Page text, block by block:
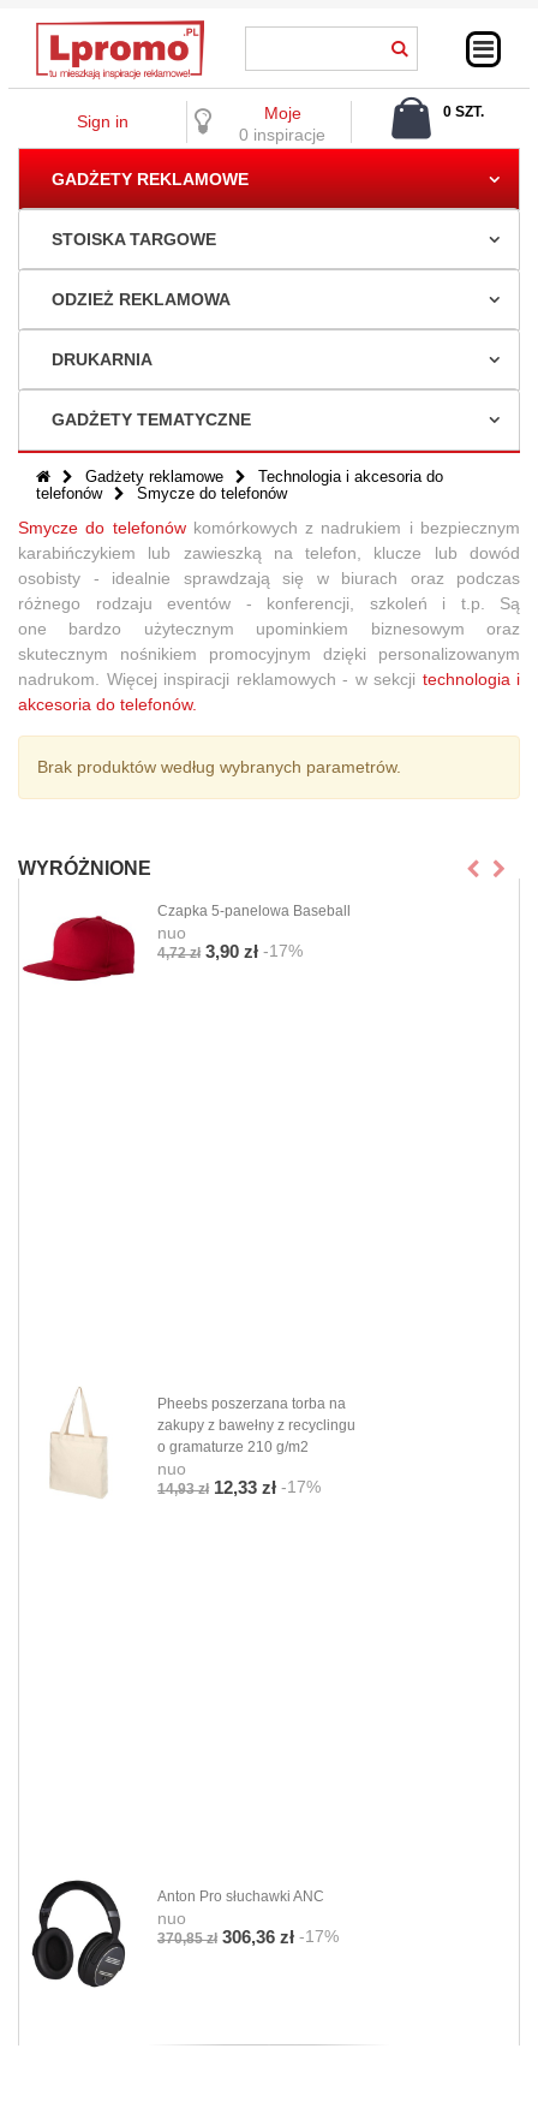
Sign in
Moje
0 inspiracje
0 SZT.
GADŻETY REKLAMOWE
STOISKA TARGOWE
ODZIEŻ REKLAMOWA
DRUKARNIA
GADŻETY TEMATYCZNE
Gadżety reklamowe
Technologia i akcesoria do
telefonów
Smycze do telefonów
Smycze do telefonówkomórkowych z nadrukiem i bezpiecznym
karabińczykiem lub zawieszką na telefon, klucze lub dowód
osobisty - idealnie sprawdzają się w biurach oraz podczas
różnego rodzaju eventów - konferencji, szkoleń i t.p. Są
one
bardzo użytecznym upominkiem biznesowym oraz
skutecznym nośnikiem promocyjnym dzięki personalizowanym
nadrukom. Więcej inspiracji reklamowych - w sekcji technologia i
akcesoria do telefonów.
Brak produktów według wybranych parametrów.
WYRÓŻNIONE
Czapka 5-panelowa Baseball
nuo
4,72 zł 3,90 zł -17%
Pheebs poszerzana torba na
zakupy z bawełny z recyclingu
o gramaturze 210 g/m2
nuo
14,93 zł 12,33 zł -17%
Anton Pro słuchawki ANC
nuo
370,85 zł 306,36 zł -17%